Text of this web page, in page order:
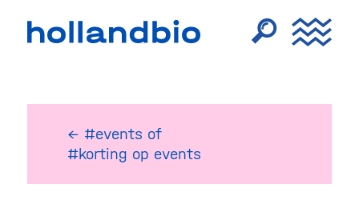
← #events of
#korting op events